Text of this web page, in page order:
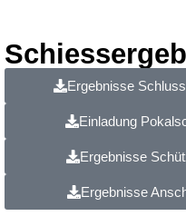
Ergebnisse
Einladung
Ergebnisse
Ergebnisse